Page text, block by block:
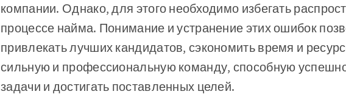
компании. Однако, для этого необходимо избегать
процессе найма. Понимание и устранение этих ошибок
привлекать лучших кандидатов, сэкономить время и
сильную и профессиональную команду, способную
задачи и достигать поставленных целей.